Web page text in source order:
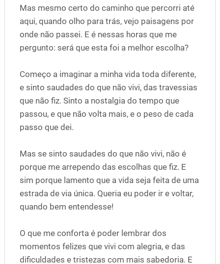
Mas mesmo certo do caminho que percorri até
aqui, quando olho para trás, vejo paisagens por
onde não passei. E é nessas horas que me
pergunto: será que esta foi a melhor escolha?
Começo a imaginar a minha vida toda diferente,
e sinto saudades do que não vivi, das travessias
que não fiz. Sinto a nostalgia do tempo que
passou, e que não volta mais, e o peso de cada
passo que dei.
Mas se sinto saudades do que não vivi, não é
porque me arrependo das escolhas que fiz. E
sim porque lamento que a vida seja feita de uma
estrada de via única. Queria eu poder ir e voltar,
quando bem entendesse!
O que me conforta é poder lembrar dos
momentos felizes que vivi com alegria, e das
dificuldades e tristezas com mais sabedoria. E